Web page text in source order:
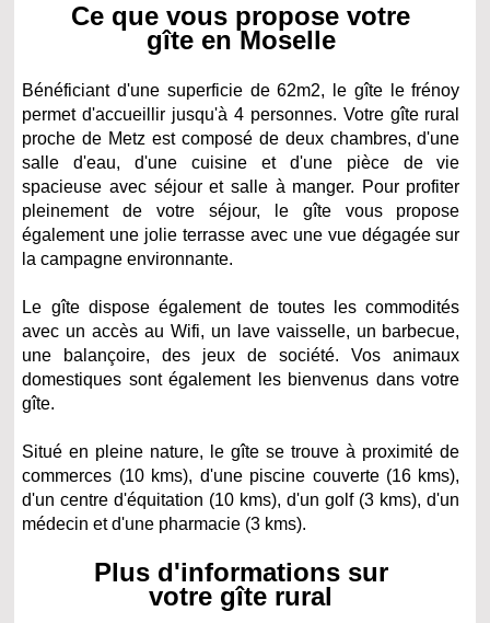
Ce que vous propose votre
gîte en Moselle
Bénéficiant d'une superficie de 62m2, le gîte le frénoy
permet d'accueillir jusqu'à 4 personnes. Votre gîte rural
proche de Metz est composé de deux chambres, d'une
salle d'eau, d'une cuisine et d'une pièce de vie
spacieuse avec séjour et salle à manger. Pour profiter
pleinement de votre séjour, le gîte vous propose
également une jolie terrasse avec une vue dégagée sur
la campagne environnante.
Le gîte dispose également de toutes les commodités
avec un accès au Wifi, un lave vaisselle, un barbecue,
une balançoire, des jeux de société. Vos animaux
domestiques sont également les bienvenus dans votre
gîte.
Situé en pleine nature, le gîte se trouve à proximité de
commerces (10 kms), d'une piscine couverte (16 kms),
d'un centre d'équitation (10 kms), d'un golf (3 kms), d'un
médecin et d'une pharmacie (3 kms).
Plus d'informations sur
votre gîte rural